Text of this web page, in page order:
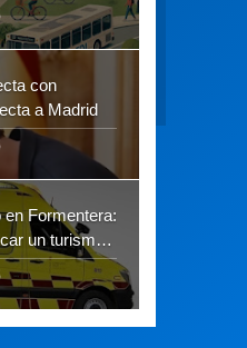
con
a Madrid
en Formentera:
un turismo